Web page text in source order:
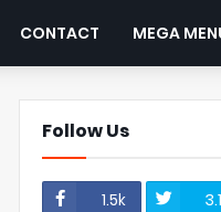
CONTACT MEGA
Follow Us
1.5k